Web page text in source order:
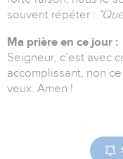
souvent répéter :
Ma prière en ce jour :
Seigneur, c’est avec
accomplissant, non
veux. Amen !